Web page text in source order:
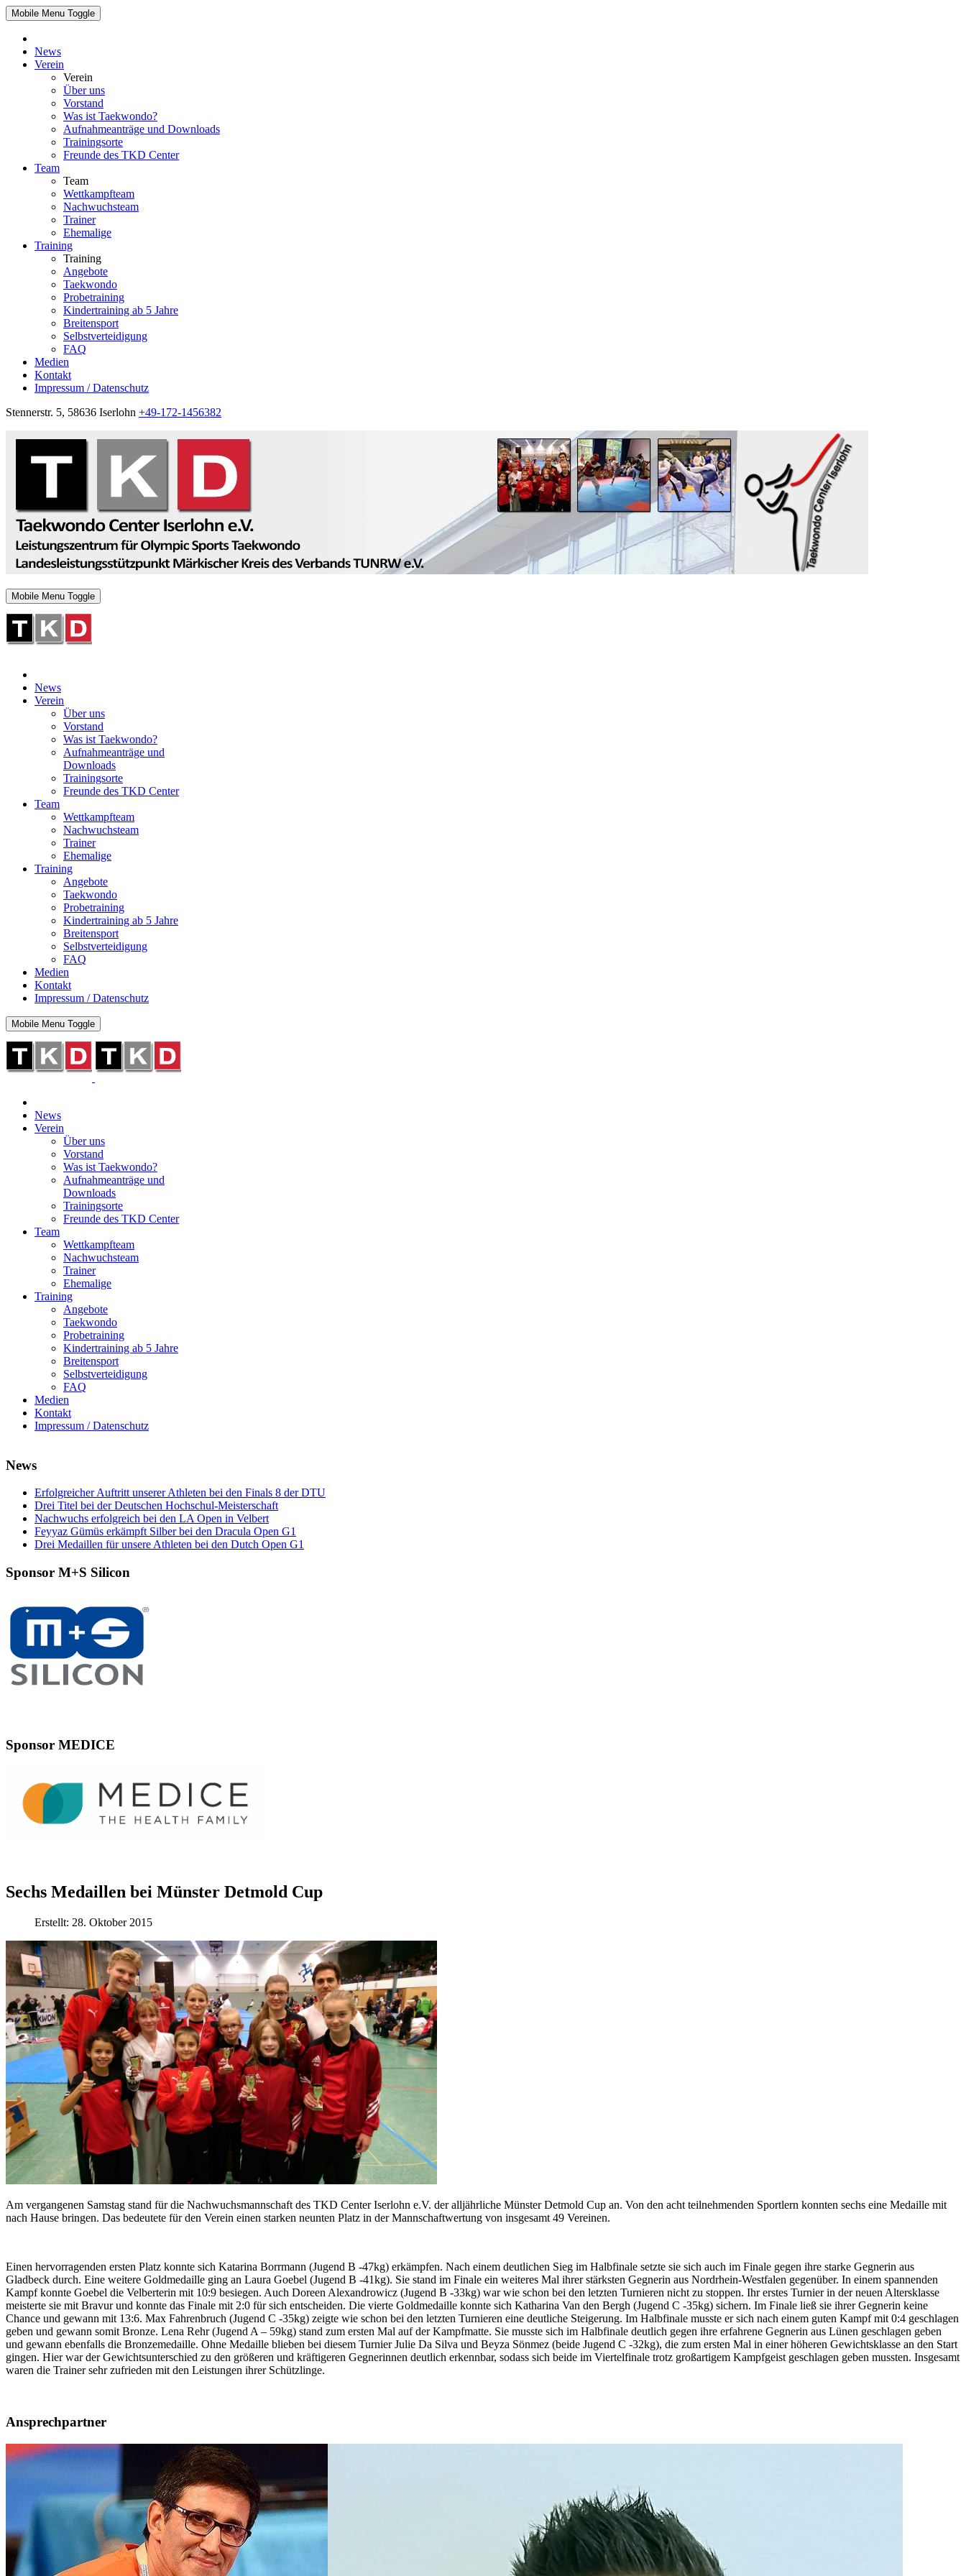
Mobile Menu Toggle
News
Verein
Verein
Über uns
Vorstand
Was ist Taekwondo?
Aufnahmeanträge und Downloads
Trainingsorte
Freunde des TKD Center
Team
Team
Wettkampfteam
Nachwuchsteam
Trainer
Ehemalige
Training
Training
Angebote
Taekwondo
Probetraining
Kindertraining ab 5 Jahre
Breitensport
Selbstverteidigung
FAQ
Medien
Kontakt
Impressum / Datenschutz
Stennerstr. 5, 58636 Iserlohn +49-172-1456382
Mobile Menu Toggle
News
Verein
Über uns
Vorstand
Was ist Taekwondo?
Aufnahmeanträge und
Downloads
Trainingsorte
Freunde des TKD Center
Team
Wettkampfteam
Nachwuchsteam
Trainer
Ehemalige
Training
Angebote
Taekwondo
Probetraining
Kindertraining ab 5 Jahre
Breitensport
Selbstverteidigung
FAQ
Medien
Kontakt
Impressum / Datenschutz
Mobile Menu Toggle
News
Verein
Über uns
Vorstand
Was ist Taekwondo?
Aufnahmeanträge und
Downloads
Trainingsorte
Freunde des TKD Center
Team
Wettkampfteam
Nachwuchsteam
Trainer
Ehemalige
Training
Angebote
Taekwondo
Probetraining
Kindertraining ab 5 Jahre
Breitensport
Selbstverteidigung
FAQ
Medien
Kontakt
Impressum / Datenschutz
News
Erfolgreicher Auftritt unserer Athleten bei den Finals 8 der DTU
Drei Titel bei der Deutschen Hochschul-Meisterschaft
Nachwuchs erfolgreich bei den LA Open in Velbert
Feyyaz Gümüs erkämpft Silber bei den Dracula Open G1
Drei Medaillen für unsere Athleten bei den Dutch Open G1
Sponsor M+S Silicon
Sponsor MEDICE
Sechs Medaillen bei Münster Detmold Cup
Erstellt: 28. Oktober 2015
Am vergangenen Samstag stand für die Nachwuchsmannschaft des TKD Center Iserlohn e.V. der alljährliche Münster Detmold Cup an. Von den acht teilnehmenden Sportlern konnten sechs eine Medaille mit
nach Hause bringen. Das bedeutete für den Verein einen starken neunten Platz in der Mannschaftwertung von insgesamt 49 Vereinen.
Einen hervorragenden ersten Platz konnte sich Katarina Borrmann (Jugend B -47kg) erkämpfen. Nach einem deutlichen Sieg im Halbfinale setzte sie sich auch im Finale gegen ihre starke Gegnerin aus
Gladbeck durch. Eine weitere Goldmedaille ging an Laura Goebel (Jugend B -41kg). Sie stand im Finale ein weiteres Mal ihrer stärksten Gegnerin aus Nordrhein-Westfalen gegenüber. In einem spannenden
Kampf konnte Goebel die Velberterin mit 10:9 besiegen. Auch Doreen Alexandrowicz (Jugend B -33kg) war wie schon bei den letzten Turnieren nicht zu stoppen. Ihr erstes Turnier in der neuen Altersklasse
meisterte sie mit Bravur und konnte das Finale mit 2:0 für sich entscheiden. Die vierte Goldmedaille konnte sich Katharina Van den Bergh (Jugend C -35kg) sichern. Im Finale ließ sie ihrer Gegnerin keine
Chance und gewann mit 13:6. Max Fahrenbruch (Jugend C -35kg) zeigte wie schon bei den letzten Turnieren eine deutliche Steigerung. Im Halbfinale musste er sich nach einem guten Kampf mit 0:4 geschlagen
geben und gewann somit Bronze. Lena Rehr (Jugend A – 59kg) stand zum ersten Mal auf der Kampfmatte. Sie musste sich im Halbfinale deutlich gegen ihre erfahrene Gegnerin aus Lünen geschlagen geben
und gewann ebenfalls die Bronzemedaille. Ohne Medaille blieben bei diesem Turnier Julie Da Silva und Beyza Sönmez (beide Jugend C -32kg), die zum ersten Mal in einer höheren Gewichtsklasse an den Start
gingen. Hier war der Gewichtsunterschied zu den größeren und kräftigeren Gegnerinnen deutlich erkennbar, sodass sich beide im Viertelfinale trotz großartigem Kampfgeist geschlagen geben mussten. Insgesamt
waren die Trainer sehr zufrieden mit den Leistungen ihrer Schützlinge.
Ansprechpartner